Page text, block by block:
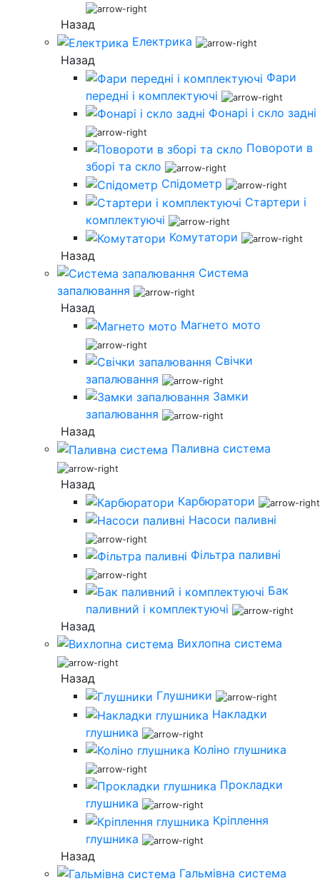
Назад
Електрика
Назад
Фари
передні і комплектуючі
Фонарі і скло задні
Повороти в
зборі та скло
Спідометр
Стартери і
комплектуючі
Комутатори
Назад
Система
запалювання
Назад
Магнето мото
Свічки
запалювання
Замки
запалювання
Назад
Паливна система
Назад
Карбюратори
Насоси паливні
Фільтра паливні
Бак
паливний і комплектуючі
Назад
Вихлопна система
Назад
Глушники
Накладки
глушника
Коліно глушника
Прокладки
глушника
Кріплення
глушника
Назад
Гальмівна система